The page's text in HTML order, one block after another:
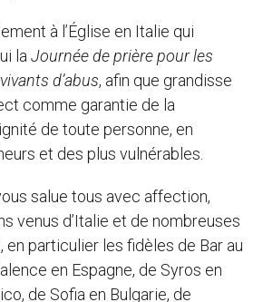
à l’Église en Italie qui
laJournée de prière pour les
d’abus, afin que grandisse
comme garantie de la
de toute personne, en
et des plus vulnérables.
salue tous avec affection,
venus d’Italie et de nombreuses
en particulier les fidèles de Bar au
en Espagne, de Syros en
de Sofia en Bulgarie, de